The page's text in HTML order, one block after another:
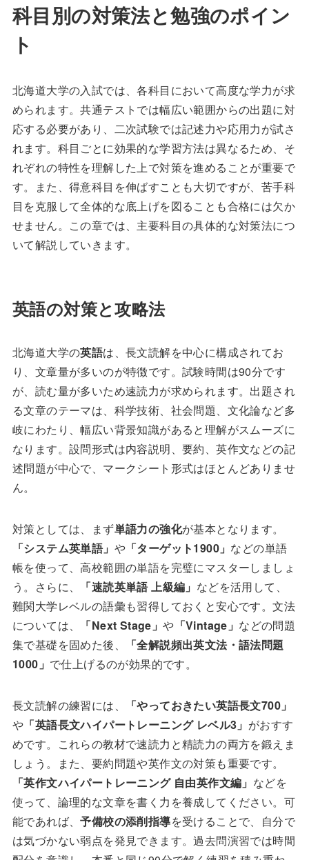
科目別の対策法と勉強のポイン
ト
北海道大学の入試では、各科目において高度な学力が求
められます。共通テストでは幅広い範囲からの出題に対
応する必要があり、二次試験では記述力や応用力が試さ
れます。科目ごとに効果的な学習方法は異なるため、そ
れぞれの特性を理解した上で対策を進めることが重要で
す。また、得意科目を伸ばすことも大切ですが、苦手科
目を克服して全体的な底上げを図ることも合格には欠か
せません。この章では、主要科目の具体的な対策法につ
いて解説していきます。
英語の対策と攻略法
北海道大学の英語は、長文読解を中心に構成されてお
り、文章量が多いのが特徴です。試験時間は90分です
が、読む量が多いため速読力が求められます。出題され
る文章のテーマは、科学技術、社会問題、文化論など多
岐にわたり、幅広い背景知識があると理解がスムーズに
なります。設問形式は内容説明、要約、英作文などの記
述問題が中心で、マークシート形式はほとんどありませ
ん。
対策としては、まず単語力の強化が基本となります。
「システム英単語」 や「ターゲット1900」 などの単語
帳を使って、高校範囲の単語を完璧にマスターしましょ
う。さらに、
「速読英単語 上級編」 などを活用して、
難関大学レベルの語彙も習得しておくと安心です。文法
については、
「Next Stage」や 「Vintage」 などの問題
集で基礎を固めた後、
「全解説頻出英文法・語法問題
1000」 で仕上げるのが効果的です。
長文読解の練習には、
「やっておきたい英語長文700」
や 「英語長文ハイパートレーニング レベル3」 がおすす
めです。これらの教材で速読力と精読力の両方を鍛えま
しょう。また、要約問題や英作文の対策も重要です。
「英作文ハイパートレーニング 自由英作文編」 などを
使って、論理的な文章を書く力を養成してください。可
能であれば、予備校の添削指導を受けることで、自分で
は気づかない弱点を発見できます。過去問演習では時間